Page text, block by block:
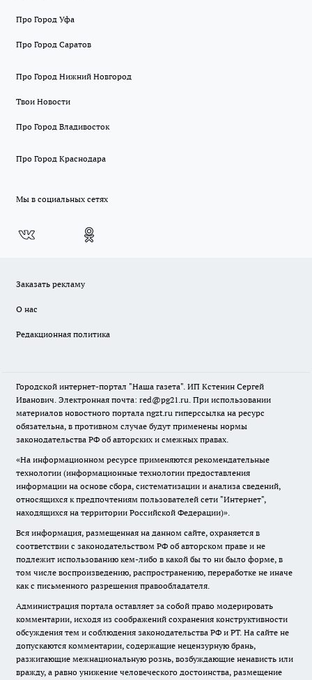
Про Город Уфа
Про Город Саратов
Про Город Нижний Новгород
Твои Новости
Про Город Владивосток
Про Город Краснодара
Мы в социальных сетях
Заказать рекламу
О нас
Редакционная политика
Городской интернет-портал "Наша газета". ИП Кстенин Сергей
Иванович. Электронная почта: red@pg21.ru. При использовании
материалов новостного портала ngzt.ru гиперссылка на ресурс
обязательна, в противном случае будут применены нормы
законодательства РФ об авторских и смежных правах.
«На информационном ресурсе применяются рекомендательные
технологии (информационные технологии предоставления
информации на основе сбора, систематизации и анализа сведений,
относящихся к предпочтениям пользователей сети "Интернет",
находящихся на территории Российской Федерации)».
Вся информация, размещенная на данном сайте, охраняется в
соответствии с законодательством РФ об авторском праве и не
подлежит использованию кем-либо в какой бы то ни было форме, в
том числе воспроизведению, распространению, переработке не иначе
как с письменного разрешения правообладателя.
Администрация портала оставляет за собой право модерировать
комментарии, исходя из соображений сохранения конструктивности
обсуждения тем и соблюдения законодательства РФ и РТ. На сайте не
допускаются комментарии, содержащие нецензурную брань,
разжигающие межнациональную рознь, возбуждающие ненависть или
вражду, а равно унижение человеческого достоинства, размещение